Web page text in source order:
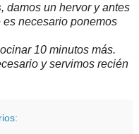
, damos un hervor y antes
es necesario ponemos
10 minutos más.
y servimos recién